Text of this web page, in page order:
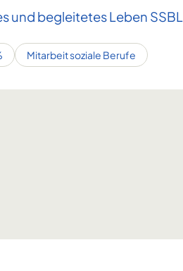
und begleitetes Leben SSBL
Mitarbeit soziale Berufe